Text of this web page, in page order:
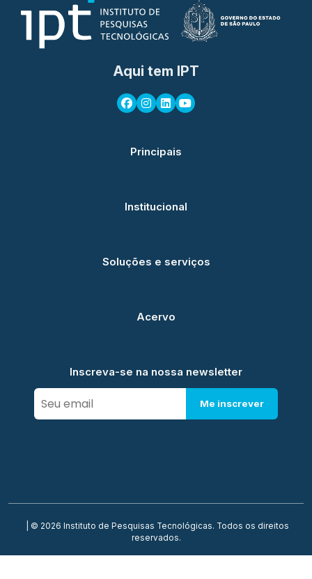
Aqui tem IPT
Principais
Institucional
Soluções e serviços
Acervo
Inscreva-se na nossa newsletter
Me inscrever
| © 2026 Instituto de Pesquisas Tecnológicas. Todos os direitos
reservados.